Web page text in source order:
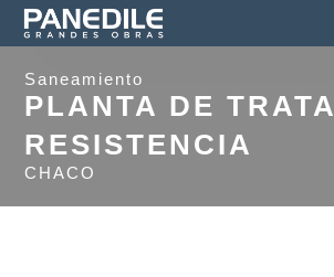
Saneamiento
PLANTA DE
RESISTENCIA
CHACO